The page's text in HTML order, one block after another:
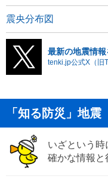
震央分布図
最新の地震情
tenki.jp公式X（旧
「知る防災」地震
いざという時
確かな情報と